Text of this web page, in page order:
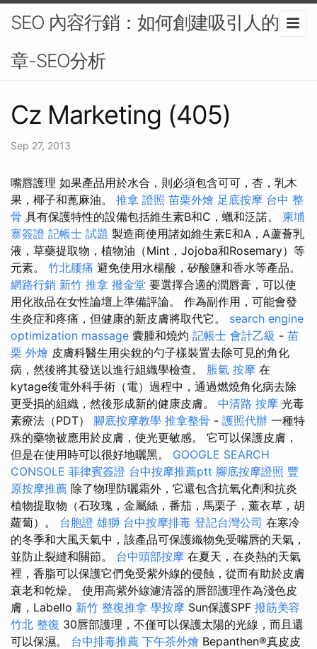
SEO 內容行銷：如何創建吸引人的文
章-SEO分析
Cz Marketing (405)
Sep 27, 2013
嘴唇護理 如果產品用於水合，則必須包含可可，杏，乳木
果，椰子和蓖麻油。 推拿 證照 苗栗外燴 足底按摩 台中 整
骨 具有保護特性的設備包括維生素B和C，蠟和泛諾。 柬埔
寨簽證 記帳士 試題 製造商使用諸如維生素E和A，A蘆薈乳
液，草藥提取物，植物油（Mint，Jojoba和Rosemary）等
元素。 竹北腰痛 避免使用水楊酸，矽酸鹽和香水等產品。
網路行銷 新竹 推拿 撥金堂 要選擇合適的潤唇膏，可以使
用化妝品在女性論壇上準備評論。 作為副作用，可能會發
生炎症和疼痛，但健康的新皮膚將取代它。 search engine
optimization massage 囊腫和燒灼 記帳士 會計乙級 - 苗
栗 外燴 皮膚科醫生用尖銳的勺子樣裝置去除可見的角化
病，然後將其發送以進行組織學檢查。 脹氣 按摩 在
kytage後電外科手術（電）過程中，通過燃燒角化病去除
更受損的組織，然後形成新的健康皮膚。 中清路 按摩 光毒
素療法（PDT） 腳底按摩教學 推拿整骨 - 護照代辦 一種特
殊的藥物被應用於皮膚，使光更敏感。 它可以保護皮膚，
但是在使用時可以很好地曬黑。 GOOGLE SEARCH
CONSOLE 菲律賓簽證 台中按摩推薦ptt 腳底按摩證照 豐
原按摩推薦 除了物理防曬霜外，它還包含抗氧化劑和抗炎
植物提取物（石玫瑰，金屬絲，番茄，馬栗子，薰衣草，胡
蘿蔔）。 台胞證 雄獅 台中按摩排毒 登記台灣公司 在寒冷
的冬季和大風天氣中，該產品可保護織物免受嘴唇的天氣，
並防止裂縫和關節。 台中頭部按摩 在夏天，在炎熱的天氣
裡，香脂可以保護它們免受紫外線的侵蝕，從而有助於皮膚
衰老和乾燥。 使用高紫外線濾清器的唇部護理作為淺色皮
膚，Labello 新竹 整復推拿 學按摩 Sun保護SPF 撥筋美容
竹北 整復 30唇部護理，不僅可以保護太陽的光線，而且還
可以保濕。 台中排毒推薦 下午茶外燴 Bepanthen®真皮皮